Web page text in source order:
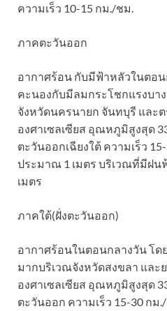
ความเร็ว 10-15 กม./ชม.
ภาคตะวันออก
อากาศร้อน กับมีฟ้าหลัวในตอ
คะนองกับมีลมกระโชกแรงบา
จังหวัดนครนายก จันทบุรี และ
องศาเซลเซียส อุณหภูมิสูงสุด
ตะวันออกเฉียงใต้ ความเร็ว
ประมาณ 1 เมตร บริเวณที่มีฝน
เมตร
ภาคใต้(ฝั่งตะวันออก)
อากาศร้อนในตอนกลางวัน โด
มากบริเวณจังหวัดสงขลา แล
องศาเซลเซียส อุณหภูมิสูงสุด
ตะวันออก ความเร็ว 15-30 กม